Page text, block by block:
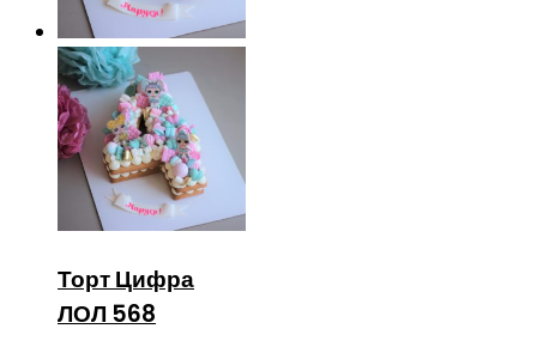
Торт Цифра
ЛОЛ 568